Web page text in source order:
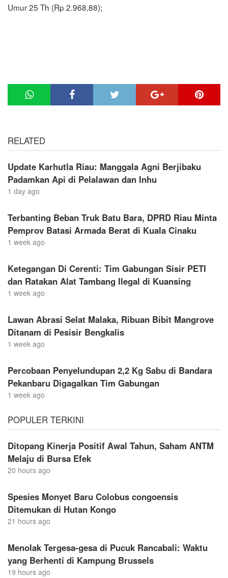
Umur 25 Th (Rp 2.968,88);
RELATED
Update Karhutla Riau: Manggala Agni Berjibaku
Padamkan Api di Pelalawan dan Inhu
1 day ago
Terbanting Beban Truk Batu Bara, DPRD Riau Minta
Pemprov Batasi Armada Berat di Kuala Cinaku
1 week ago
Ketegangan Di Cerenti: Tim Gabungan Sisir PETI
dan Ratakan Alat Tambang Ilegal di Kuansing
1 week ago
Lawan Abrasi Selat Malaka, Ribuan Bibit Mangrove
Ditanam di Pesisir Bengkalis
1 week ago
Percobaan Penyelundupan 2,2 Kg Sabu di Bandara
Pekanbaru Digagalkan Tim Gabungan
1 week ago
POPULER TERKINI
Ditopang Kinerja Positif Awal Tahun, Saham ANTM
Melaju di Bursa Efek
20 hours ago
Spesies Monyet Baru Colobus congoensis
Ditemukan di Hutan Kongo
21 hours ago
Menolak Tergesa-gesa di Pucuk Rancabali: Waktu
yang Berhenti di Kampung Brussels
19 hours ago